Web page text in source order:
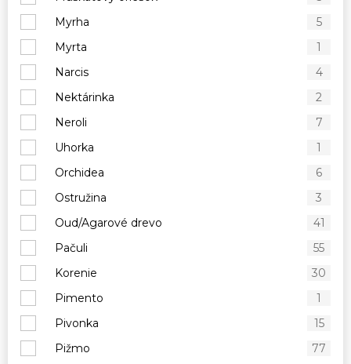
Myrha
5
Myrta
1
Narcis
4
Nektárinka
2
Neroli
7
Uhorka
1
Orchidea
6
Ostružina
3
Oud/Agarové drevo
41
Pačuli
55
Korenie
30
Pimento
1
Pivonka
15
Pižmo
77